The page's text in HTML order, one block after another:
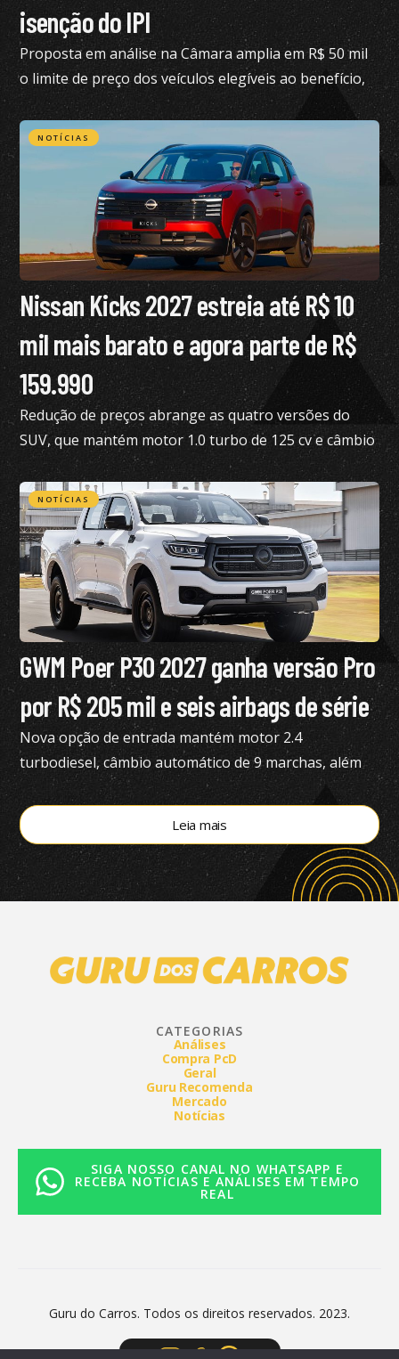
isenção do IPI
Proposta em análise na Câmara amplia em R$ 50 mil
o limite de preço dos veículos elegíveis ao benefício,
hoje fixado em R$ 200 mil
NOTÍCIAS
Nissan Kicks 2027 estreia até R$ 10
mil mais barato e agora parte de R$
159.990
Redução de preços abrange as quatro versões do
SUV, que mantém motor 1.0 turbo de 125 cv e câmbio
de dupla embreagem
NOTÍCIAS
GWM Poer P30 2027 ganha versão Pro
por R$ 205 mil e seis airbags de série
Nova opção de entrada mantém motor 2.4
turbodiesel, câmbio automático de 9 marchas, além
de tração 4×4
Leia mais
CATEGORIAS
Análises
Compra PcD
Geral
Guru Recomenda
Mercado
Notícias
SIGA NOSSO CANAL NO WHATSAPP E
RECEBA NOTÍCIAS E ANÁLISES EM TEMPO
REAL
Guru do Carros. Todos os direitos reservados. 2023.